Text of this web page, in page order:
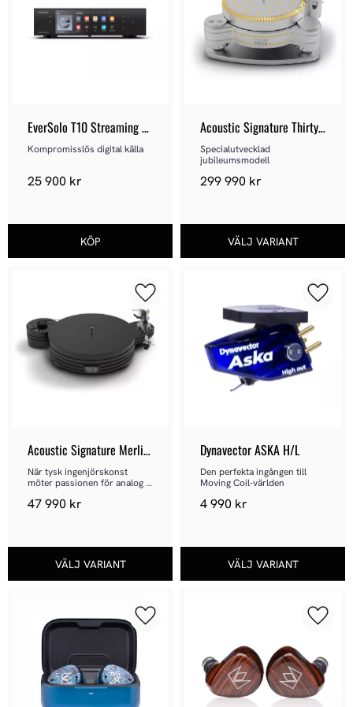
EverSolo T10 Streaming
Transport
Kompromisslös digital källa
25 900 kr
Acoustic Signature Thirty
NEO
Specialutvecklad
jubileumsmodell
299 990 kr
Acoustic Signature Merlin
NEO
När tysk ingenjörskonst
möter passionen för analog
47 990 kr
Lägg till i favoriter
Dynavector ASKA H/L
Den perfekta ingången till
Moving Coil-världen
4 990 kr
Lägg
Lägg till i favoriter Lägg